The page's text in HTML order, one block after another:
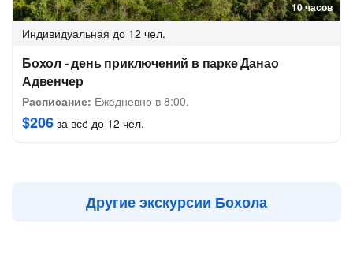
10 часов
Индивидуальная до 12 чел.
Бохол - день приключений в парке Данао
Адвенчер
Расписание: Ежедневно в 8:00.
$206 за всё до 12 чел.
Другие экскурсии Бохола